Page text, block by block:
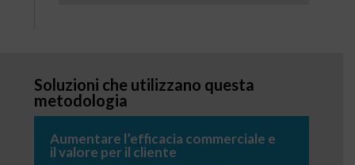
Soluzioni che utilizzano questa
metodologia
Aumentare l’efficacia commerciale e
il valore per il cliente